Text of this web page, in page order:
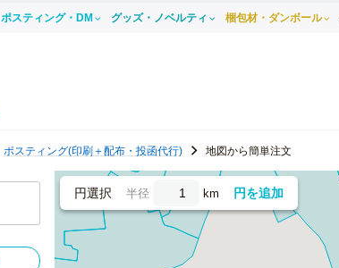
ポスティング・DM グッズ・ノベルティ 梱包材・ダンボール
ポスティング(印刷＋配布・投函代行) 地図から簡単注文
円選択 半径 km 円を追加